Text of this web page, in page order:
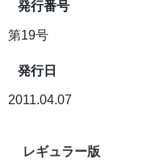
発行番号
第19号
発行日
2011.04.07
レギュラー版